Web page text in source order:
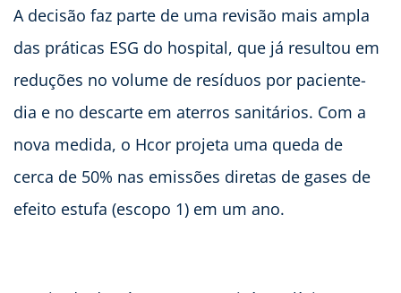
A decisão faz parte de uma revisão mais ampla
das práticas ESG do hospital, que já resultou em
reduções no volume de resíduos por paciente-
dia e no descarte em aterros sanitários. Com a
nova medida, o Hcor projeta uma queda de
cerca de 50% nas emissões diretas de gases de
efeito estufa (escopo 1) em um ano.